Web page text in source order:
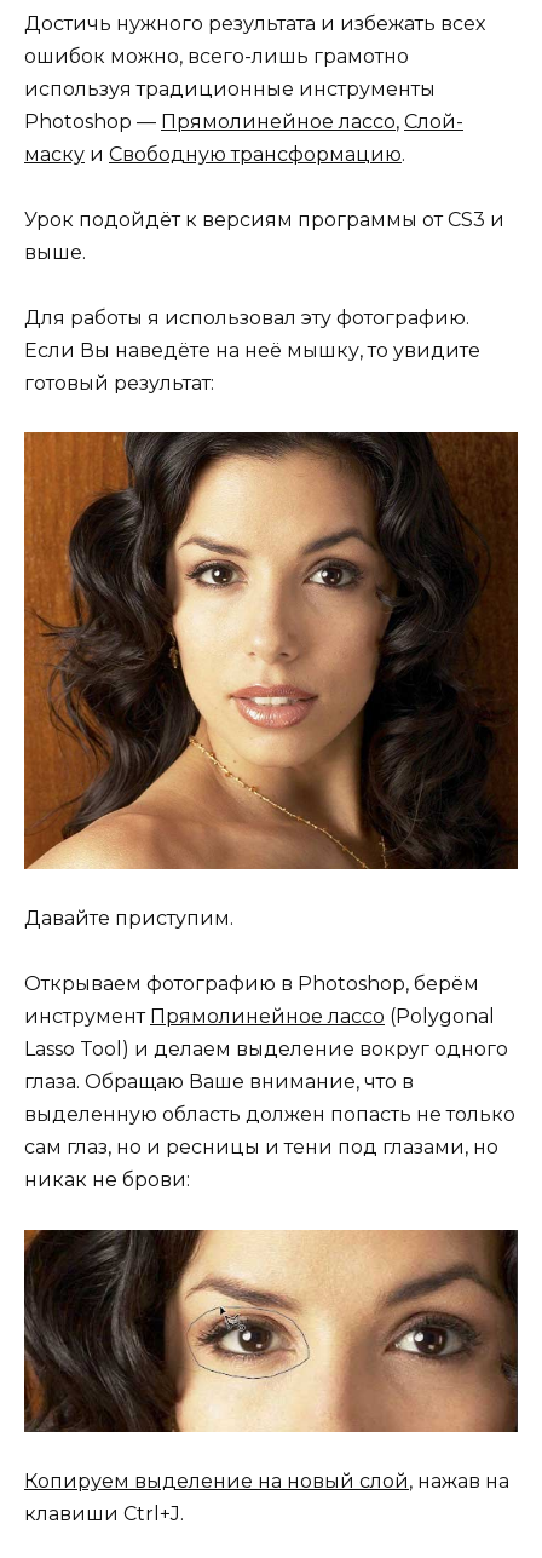
Достичь нужного результата и избежать всех
ошибок можно, всего-лишь грамотно
используя традиционные инструменты
Photoshop — Прямолинейное лассо, Слой-
маску и Свободную трансформацию.
Урок подойдёт к версиям программы от CS3 и
выше.
Для работы я использовал эту фотографию.
Если Вы наведёте на неё мышку, то увидите
готовый результат:
Давайте приступим.
Открываем фотографию в Photoshop, берём
инструмент Прямолинейное лассо (Polygonal
Lasso Tool) и делаем выделение вокруг одного
глаза. Обращаю Ваше внимание, что в
выделенную область должен попасть не только
сам глаз, но и ресницы и тени под глазами, но
никак не брови:
Копируем выделение на новый слой, нажав на
клавиши Ctrl+J.